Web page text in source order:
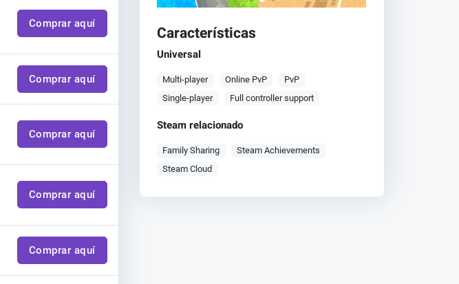
Comprar aquí
Comprar aquí
Comprar aquí
Comprar aquí
Comprar aquí
Características
Universal
Multi-player Online PvP
PvP
Single-player
Full controller support
Steam relacionado
Family Sharing
Steam Achievements
Steam Cloud